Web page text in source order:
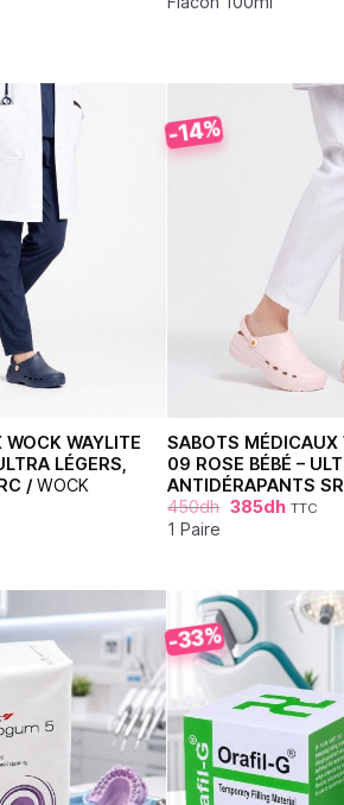
WAYLITE
LÉGERS,
/WOCK
-14%
SABOTS MÉDICAUX
09 ROSE BÉBÉ –
ANTIDÉRAPANTS
450dh 385dh TTC
1 Paire
-33%